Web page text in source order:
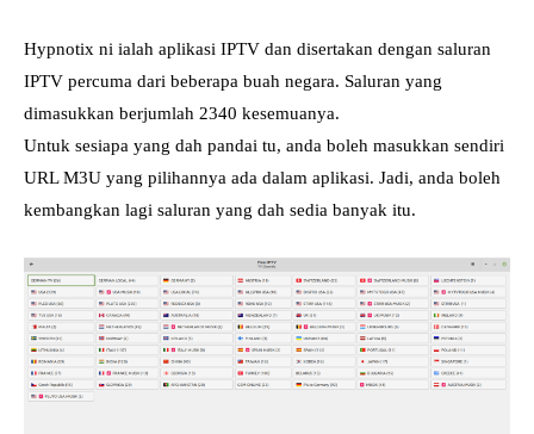
Hypnotix ni ialah aplikasi IPTV dan disertakan dengan saluran
IPTV percuma dari beberapa buah negara. Saluran yang
dimasukkan berjumlah 2340 kesemuanya.
Untuk sesiapa yang dah pandai tu, anda boleh masukkan sendiri
URL M3U yang pilihannya ada dalam aplikasi. Jadi, anda boleh
kembangkan lagi saluran yang dah sedia banyak itu.